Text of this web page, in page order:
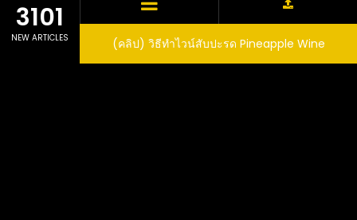
3101
NEW ARTICLES
ปในถัง จะได้ผล
expect that
(คลิป) วิธีทำไวน์สับปะรด Pineapple Wine